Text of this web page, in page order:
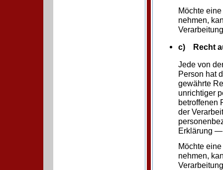
Möchte
nehmen,
c) Recht
Jede von
Person hat
gewährte
unrichtiger
betroffenen
der
Erklärung
Möchte
nehmen,